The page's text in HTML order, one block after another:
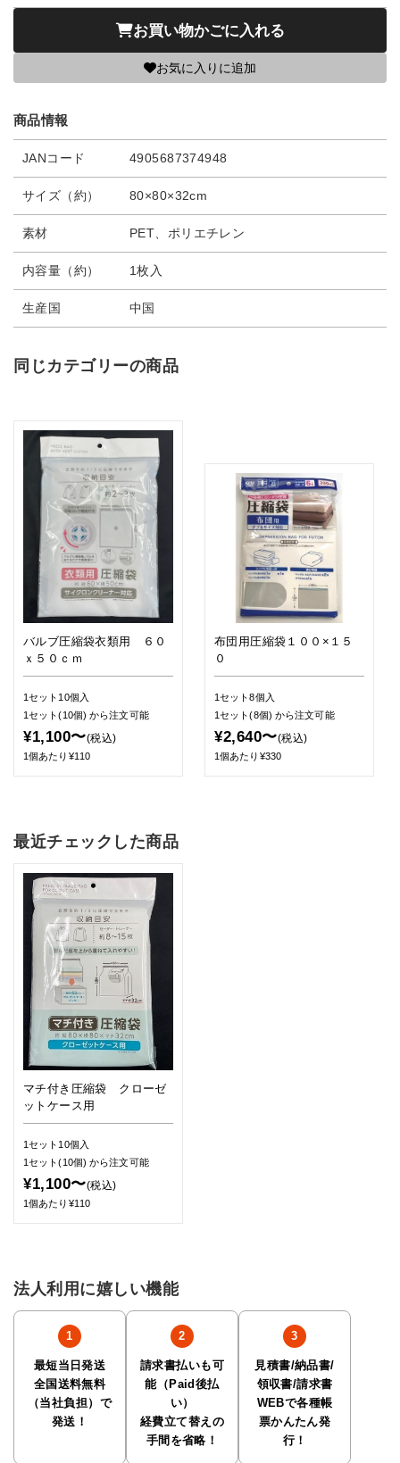
お買い物かごに入れる
お気に入りに追加
商品情報
JANコード 4905687374948
サイズ（約） 80×80×32cm
素材 PET、ポリエチレン
内容量（約） 1枚入
生産国 中国
同じカテゴリーの商品
バルブ圧縮袋衣類用 ６０
ｘ５０ｃｍ
1セット10個入
1セット(10個)から注文可能
¥1,100〜(税込)
1個あたり¥110
布団用圧縮袋１００×１５
０
1セット8個入
1セット(8個) から注文可能
¥2,640〜(税込)
1個あたり¥330
最近チェックした商品
マチ付き圧縮袋 クローゼ
ットケース用
1セット10個入
1セット(10個)から注文可能
¥1,100〜(税込)
1個あたり¥110
法人利用に嬉しい機能
最短当日発送
全国送料無料
（当社負担）で
発送！
請求書払いも可
能（Paid後払
い）
経費立て替えの
手間を省略！
見積書/納品書/
領収書/請求書
WEBで各種帳
票かんたん発
行！